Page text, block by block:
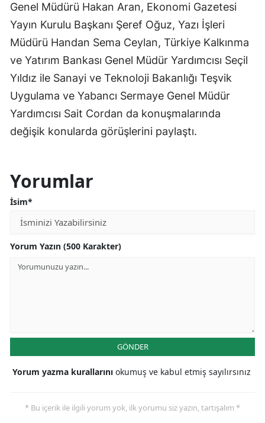
Genel Müdürü Hakan Aran, Ekonomi Gazetesi
Yayın Kurulu Başkanı Şeref Oğuz, Yazı İşleri
Müdürü Handan Sema Ceylan, Türkiye Kalkınma
ve Yatırım Bankası Genel Müdür Yardımcısı Seçil
Yıldız ile Sanayi ve Teknoloji Bakanlığı Teşvik
Uygulama ve Yabancı Sermaye Genel Müdür
Yardımcısı Sait Cordan da konuşmalarında
değişik konularda görüşlerini paylaştı.
Yorumlar
İsim*
Yorum Yazın (500 Karakter)
GÖNDER
Yorum yazma kurallarını okumuş ve kabul etmiş sayılırsınız
* Bu içerik ile ilgili yorum yok, ilk yorumu siz yazın, tartışalım *